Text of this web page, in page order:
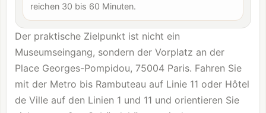
reichen 30 bis 60 Minuten.
Der praktische Zielpunkt ist nicht ein
Museumseingang, sondern der Vorplatz an der
Place Georges-Pompidou, 75004 Paris. Fahren Sie
mit der Metro bis Rambuteau auf Linie 11 oder Hôtel
de Ville auf den Linien 1 und 11 und orientieren Sie